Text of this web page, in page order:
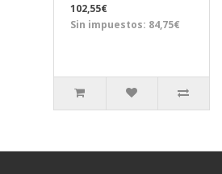
102,55€
Sin impuestos: 84,75€